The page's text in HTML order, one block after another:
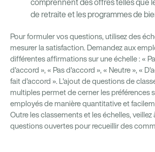
comprennent des offres telles que
de retraite et les programmes de
Pour formuler vos questions, utilisez des
mesurer la satisfaction. Demandez aux
différentes affirmations sur une échelle : «
d'accord », « Pas d'accord », « Neutre », «
fait d'accord ». L'ajout de questions de
multiples permet de cerner les préférences
employés de manière quantitative et
Outre les classements et les échelles, veillez
questions ouvertes pour recueillir des